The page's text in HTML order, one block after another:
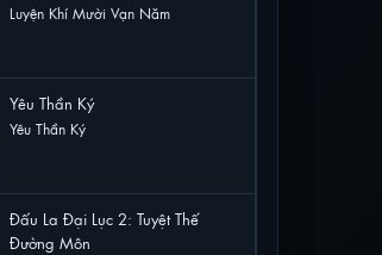
Luyện Khí Mười Vạn Năm
Yêu Thần Ký
Yêu Thần Ký
Đấu La Đại Lục 2: Tuyệt Thế
Đường Môn